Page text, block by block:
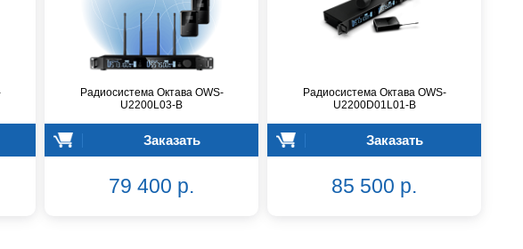
Радиосистема Октава OWS-
U2200L03-B
Заказать
79 400 р.
Радиосистема Октава OWS-
U2200D01L01-B
Заказать
85 500 р.